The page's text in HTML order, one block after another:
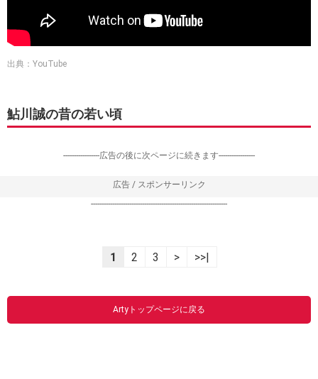
出典：YouTube
鮎川誠の昔の若い頃
-----------------広告の後に次ページに続きます-----------------
広告 / スポンサーリンク
----------------------------------------------------------------
1 2 3 > >>|
Artyトップページに戻る